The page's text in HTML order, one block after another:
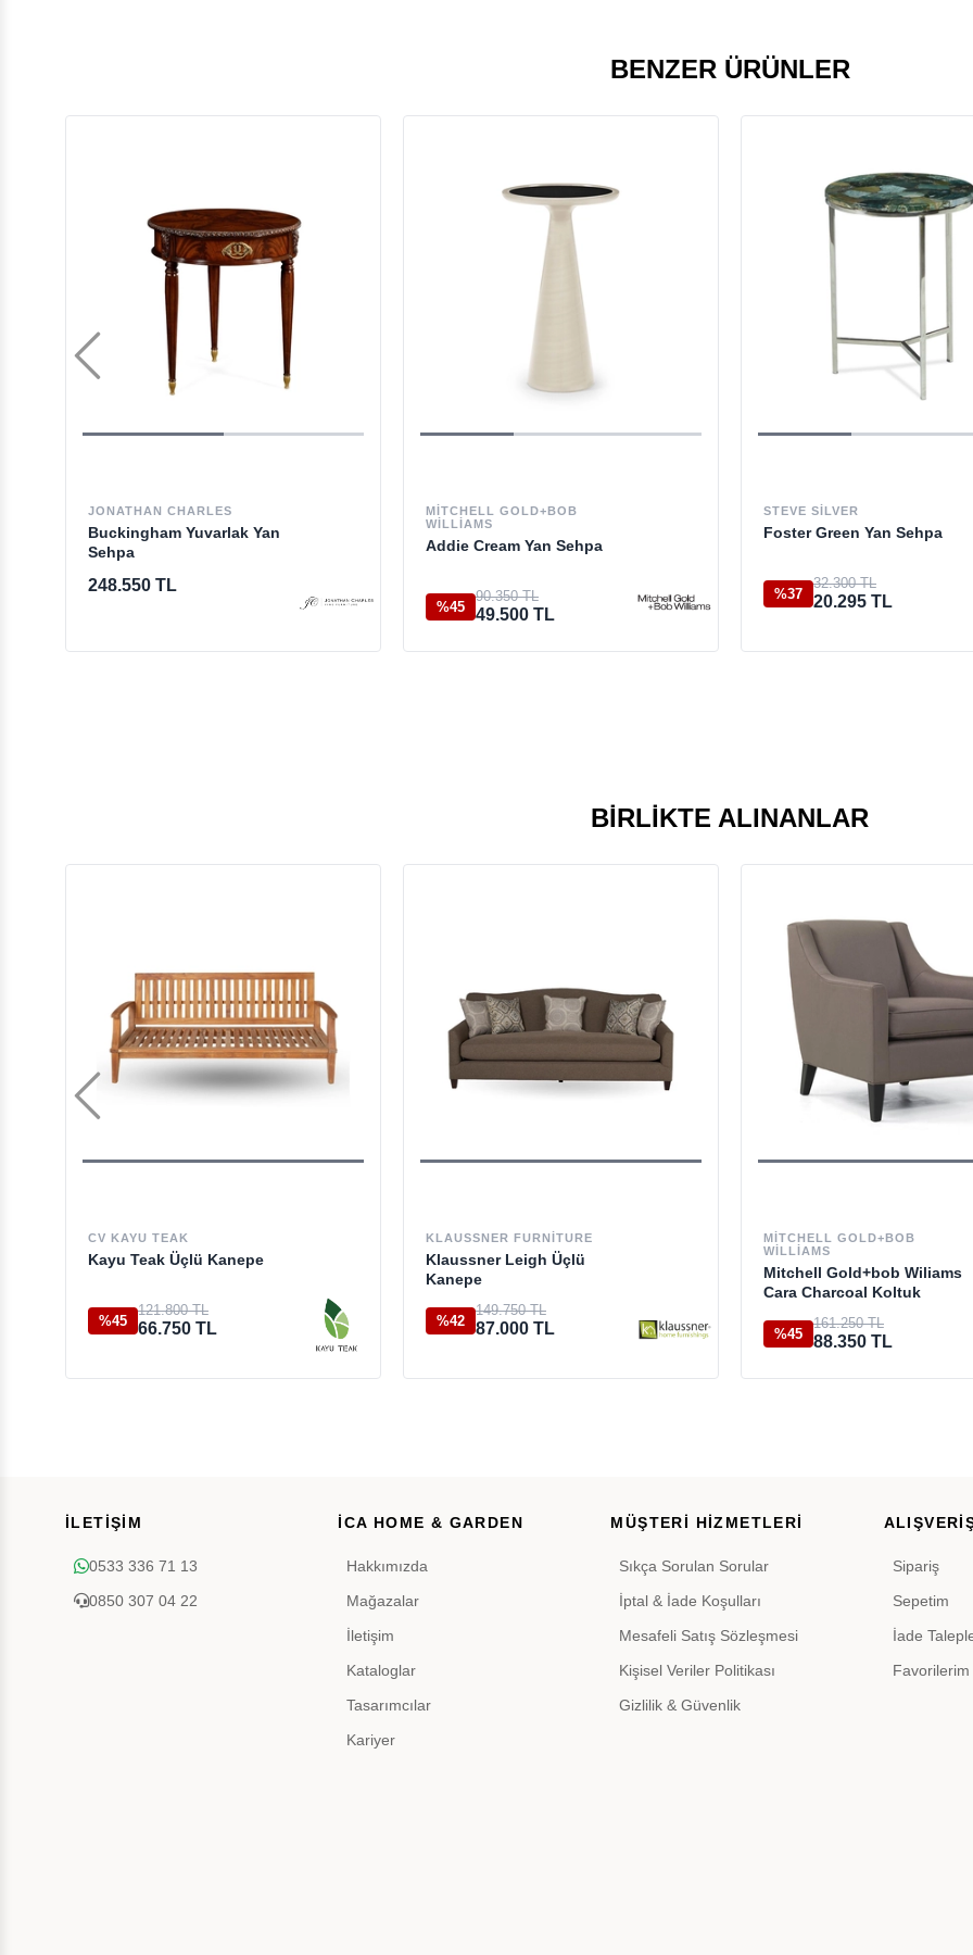
BENZER ÜRÜNLER
JONATHAN CHARLES
Buckingham Yuvarlak Yan
Sehpa
248.550 TL
MITCHELL GOLD+BOB
WILLIAMS
Addie Cream Yan Sehpa
%45
90.350 TL
49.500 TL
STEVE SILVER
Foster Green Yan Sehpa
%37
32.300 TL
20.295 TL
BIRLIKTE ALINANLAR
CV KAYU TEAK
Kayu Teak Üçlü Kanepe
%45
121.800 TL
66.750 TL
KLAUSSNER FURNITURE
Klaussner Leigh Üçlü
Kanepe
%42
149.750 TL
87.000 TL
MITCHELL GOLD+BOB
WILLIAMS
Mitchell Gold+bob Wiliams
Cara Charcoal Koltuk
%45
161.250 TL
88.350 TL
İLETİŞİM
0533 336 71 13
0850 307 04 22
İCA HOME & GARDEN
Hakkımızda
Mağazalar
İletişim
Kataloglar
Tasarımcılar
Kariyer
MÜŞTERİ HİZMETLERİ
Sıkça Sorulan Sorular
İptal & İade Koşulları
Mesafeli Satış Sözleşmesi
Kişisel Veriler Politikası
Gizlilik & Güvenlik
Sipariş
Sepetim
İade
Favorilerim